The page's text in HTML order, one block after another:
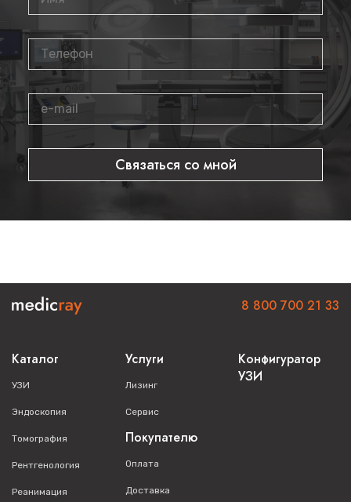
Связаться со мной
Каталог
УЗИ
Эндоскопия
Томография
Рентгенология
Реанимация
Услуги
Лизинг
Сервис
Покупателю
Оплата
Доставка
Конфигуратор
УЗИ
8 800 700 21 33